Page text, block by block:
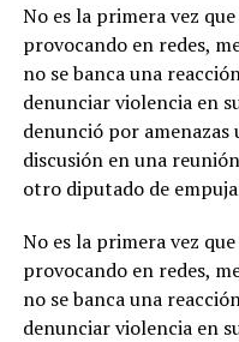
No es la primera vez
provocando en redes,
no se banca una
denunciar violencia en
denunció por
discusión en una
otro diputado de
No es la primera vez
provocando en redes,
no se banca una
denunciar violencia en